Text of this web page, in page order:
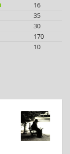
16
35
30
170
10